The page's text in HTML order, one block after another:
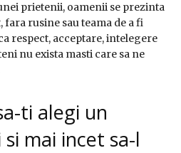
prietenii, oamenii se prezinta
fara rusine sau teama de a fi
respect, acceptare, intelegere
nu exista masti care sa ne
ti alegi un
mai incet sa-l